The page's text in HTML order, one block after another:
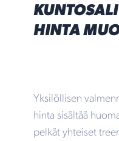
HINTA
Yksilöllisen
hinta sisältää
pelkät yhteiset